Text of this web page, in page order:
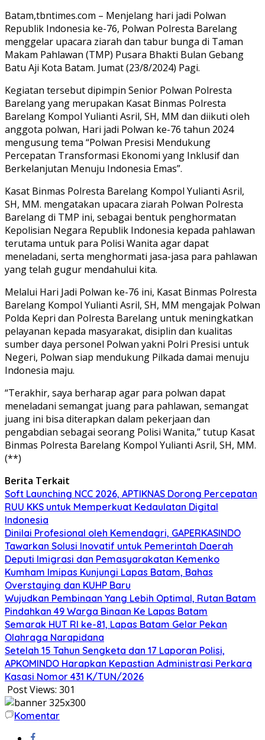
Batam,tbntimes.com – Menjelang hari jadi Polwan
Republik Indonesia ke-76, Polwan Polresta Barelang
menggelar upacara ziarah dan tabur bunga di Taman
Makam Pahlawan (TMP) Pusara Bhakti Bulan Gebang
Batu Aji Kota Batam. Jumat (23/8/2024) Pagi.
Kegiatan tersebut dipimpin Senior Polwan Polresta
Barelang yang merupakan Kasat Binmas Polresta
Barelang Kompol Yulianti Asril, SH, MM dan diikuti oleh
anggota polwan, Hari jadi Polwan ke-76 tahun 2024
mengusung tema “Polwan Presisi Mendukung
Percepatan Transformasi Ekonomi yang Inklusif dan
Berkelanjutan Menuju Indonesia Emas”.
Kasat Binmas Polresta Barelang Kompol Yulianti Asril,
SH, MM. mengatakan upacara ziarah Polwan Polresta
Barelang di TMP ini, sebagai bentuk penghormatan
Kepolisian Negara Republik Indonesia kepada pahlawan
terutama untuk para Polisi Wanita agar dapat
meneladani, serta menghormati jasa-jasa para pahlawan
yang telah gugur mendahului kita.
Melalui Hari Jadi Polwan ke-76 ini, Kasat Binmas Polresta
Barelang Kompol Yulianti Asril, SH, MM mengajak Polwan
Polda Kepri dan Polresta Barelang untuk meningkatkan
pelayanan kepada masyarakat, disiplin dan kualitas
sumber daya personel Polwan yakni Polri Presisi untuk
Negeri, Polwan siap mendukung Pilkada damai menuju
Indonesia maju.
“Terakhir, saya berharap agar para polwan dapat
meneladani semangat juang para pahlawan, semangat
juang ini bisa diterapkan dalam pekerjaan dan
pengabdian sebagai seorang Polisi Wanita,” tutup Kasat
Binmas Polresta Barelang Kompol Yulianti Asril, SH, MM.
(**)
Berita Terkait
Soft Launching NCC 2026, APTIKNAS Dorong Percepatan
RUU KKS untuk Memperkuat Kedaulatan Digital
Indonesia
Dinilai Profesional oleh Kemendagri, GAPERKASINDO
Tawarkan Solusi Inovatif untuk Pemerintah Daerah
Deputi Imigrasi dan Pemasyarakatan Kemenko
Kumham Imipas Kunjungi Lapas Batam, Bahas
Overstaying dan KUHP Baru
Wujudkan Pembinaan Yang Lebih Optimal, Rutan Batam
Pindahkan 49 Warga Binaan Ke Lapas Batam
Semarak HUT RI ke-81, Lapas Batam Gelar Pekan
Olahraga Narapidana
Setelah 15 Tahun Sengketa dan 17 Laporan Polisi,
APKOMINDO Harapkan Kepastian Administrasi Perkara
Kasasi Nomor 431 K/TUN/2026
Post Views: 301
Komentar